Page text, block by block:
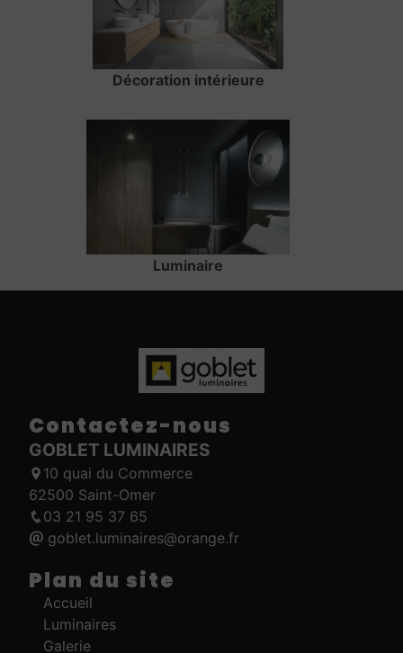
Décoration intérieure
Luminaire
Contactez-nous
GOBLET LUMINAIRES
10 quai du Commerce
62500 Saint-Omer
03 21 95 37 65
goblet.luminaires@orange.fr
Plan du site
Accueil
Luminaires
Galerie